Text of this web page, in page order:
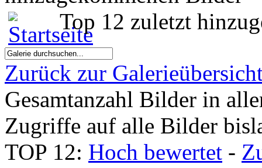
Top 12 zuletzt
Zurück zur
Gesamtanzahl Bilder in
Zugriffe auf alle Bilder
TOP 12: Hoch bewertet -